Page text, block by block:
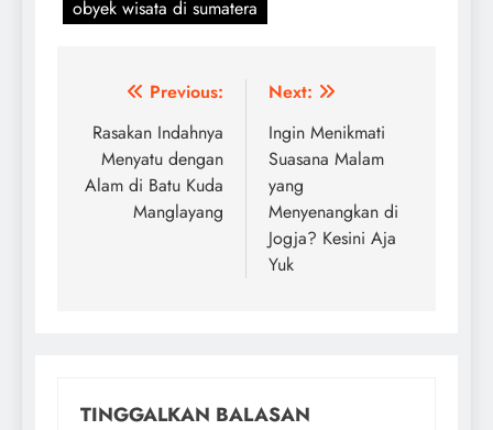
obyek wisata di sumatera
Navigasi
pos
Previous:
Rasakan Indahnya
Menyatu dengan
Alam di Batu Kuda
Manglayang
Next:
Ingin Menikmati
Suasana Malam
yang
Menyenangkan di
Jogja? Kesini Aja
Yuk
TINGGALKAN BALASAN